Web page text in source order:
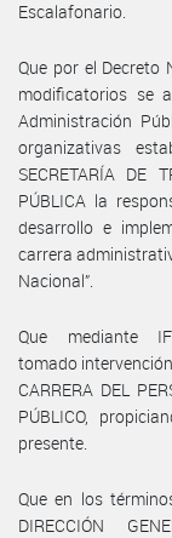
Escalafonario.
Que por el Decreto
modificatorios se
Administración
organizativas
SECRETARÍA DE
PÚBLICA la
desarrollo e
carrera
Nacional”.
Que mediante IF-
tomado intervención
CARRERA DEL
PÚBLICO,
presente.
Que en los
DIRECCIÓN